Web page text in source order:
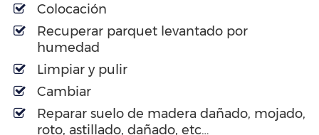
Colocación
Recuperar parquet levantado por
humedad
Limpiar y pulir
Cambiar
Reparar suelo de madera dañado, mojado,
roto, astillado, dañado, etc…